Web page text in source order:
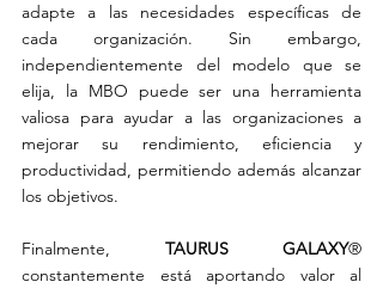
adapte a las necesidades específicas de
cada organización. Sin embargo,
independientemente del modelo que se
elija, la MBO puede ser una herramienta
valiosa para ayudar a las organizaciones a
mejorar su rendimiento, eficiencia y
productividad, permitiendo además alcanzar
los objetivos.
Finalmente, TAURUS GALAXY®
constantemente está aportando valor al